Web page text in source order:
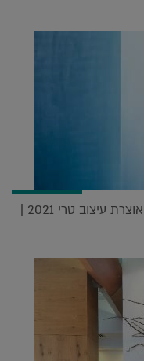
עיצוב טרי 2021 |